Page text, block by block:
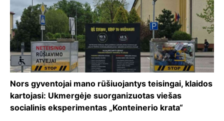
Nors gyventojai mano rūšiuojantys teisingai, klaidos
kartojasi: Ukmergėje suorganizuotas viešas
socialinis eksperimentas „Konteinerio krata“